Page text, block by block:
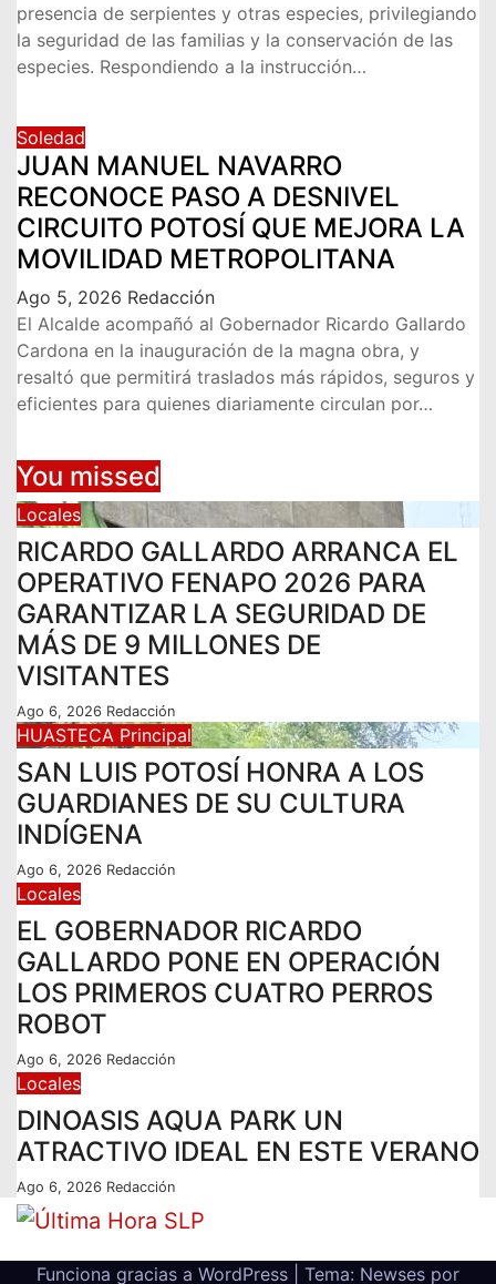
presencia de serpientes y otras especies, privilegiando
la seguridad de las familias y la conservación de las
especies. Respondiendo a la instrucción…
Soledad
JUAN MANUEL NAVARRO
RECONOCE PASO A DESNIVEL
CIRCUITO POTOSÍ QUE MEJORA LA
MOVILIDAD METROPOLITANA
Ago 5, 2026 Redacción
El Alcalde acompañó al Gobernador Ricardo Gallardo
Cardona en la inauguración de la magna obra, y
resaltó que permitirá traslados más rápidos, seguros y
eficientes para quienes diariamente circulan por…
You missed
Locales
RICARDO GALLARDO ARRANCA EL
OPERATIVO FENAPO 2026 PARA
GARANTIZAR LA SEGURIDAD DE
MÁS DE 9 MILLONES DE
VISITANTES
Ago 6, 2026 Redacción
HUASTECA Principal
SAN LUIS POTOSÍ HONRA A LOS
GUARDIANES DE SU CULTURA
INDÍGENA
Ago 6, 2026 Redacción
Locales
EL GOBERNADOR RICARDO
GALLARDO PONE EN OPERACIÓN
LOS PRIMEROS CUATRO PERROS
ROBOT
Ago 6, 2026 Redacción
Locales
DINOASIS AQUA PARK UN
ATRACTIVO IDEAL EN ESTE VERANO
Ago 6, 2026 Redacción
Funciona gracias a WordPress Tema: Newses por